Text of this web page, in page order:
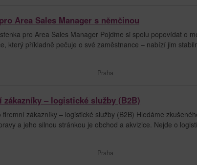
Area Sales Manager s němčinou
pro Area Sales Manager Pojďme si spolu popovídat o
který příkladně pečuje o své zaměstnance – nabízí jim
Praha
– logistické služby (B2B)
zákazníky – logistické služby (B2B) Hledáme
a jeho silnou stránkou je obchod a akvizice. Nejde o
Praha